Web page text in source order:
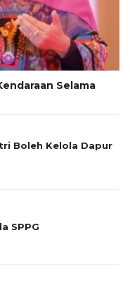
Selama
Boleh Kelola Dapur
SPPG